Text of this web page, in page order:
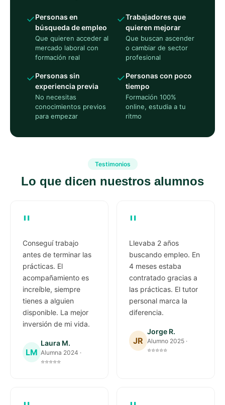
✓Personas en
búsqueda de empleo
Que quieren acceder al
mercado laboral con
formación real
✓Trabajadores que
quieren mejorar
Que buscan ascender
o cambiar de sector
profesional
✓Personas sin
experiencia previa
No necesitas
conocimientos previos
para empezar
✓Personas con poco
tiempo
Formación 100%
online, estudia a tu
ritmo
Testimonios
Lo que dicen nuestros alumnos
"
Conseguí trabajo
antes de terminar las
prácticas. El
acompañamiento es
increíble, siempre
tienes a alguien
disponible. La mejor
inversión de mi vida.
LM
Laura M.
Alumna 2024 ·
⭐⭐⭐⭐⭐
"
Llevaba 2 años
buscando empleo. En
4 meses estaba
contratado gracias a
las prácticas. El tutor
personal marca la
diferencia.
JR
Jorge R.
Alumno 2025 ·
⭐⭐⭐⭐⭐